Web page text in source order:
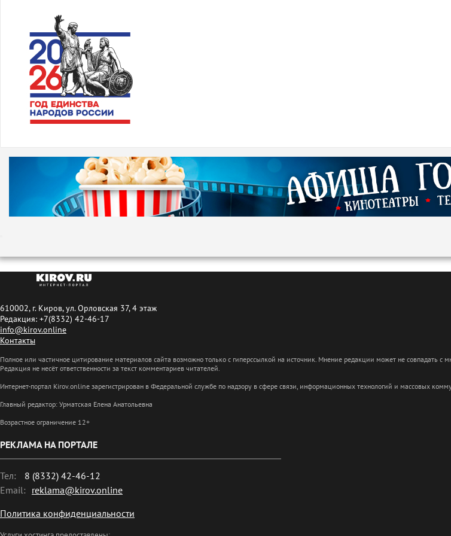
610002, г. Киров, ул. Орловская 37, 4 этаж
Редакция: +7(8332) 42-46-17
info@kirov.online
Контакты
Полное или частичное цитирование материалов сайта возможно только с гиперссылкой на источник. Мнение редакции может не
Редакция не несёт ответственности за текст комментариев читателей.
Интернет-портал Kirov.online зарегистрирован в Федеральной службе по надзору в сфере связи, информационных технологий и массовых
Главный редактор: Урматская Елена Анатольевна
Возрастное ограничение 12+
РЕКЛАМА НА ПОРТАЛЕ
Тел:
8 (8332) 42-46-12
Email: reklama@kirov.online
Политика конфиденциальности